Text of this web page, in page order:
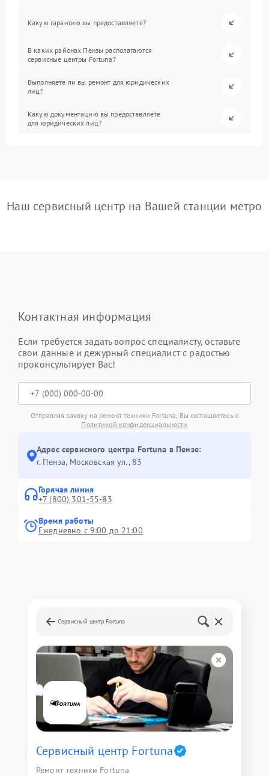
Какую гарантию вы предоставляете?
В каких районах Пензы располагаются
сервисные центры Fortuna?
Выполняете ли вы ремонт для юридических
лиц?
Какую документацию вы предоставляете
для юридических лиц?
Наш сервисный центр на Вашей станции метро
Контактная информация
Если требуется задать вопрос специалисту, оставьте
свои данные и дежурный специалист с радостью
проконсультирует Вас!
Отправляя заявку на ремонт техники Fortuna, Вы соглашаетесь с
Политикой конфиденциальности
Адрес сервисного центра Fortuna в Пензе:
г. Пенза, Московская ул., 83
Горячая линия
+7 (800) 301-55-83
Время работы
Ежедневно с 9:00 до 21:00
Сервисный центр Fortuna
Сервисный центр Fortuna
Ремонт техники Fortuna